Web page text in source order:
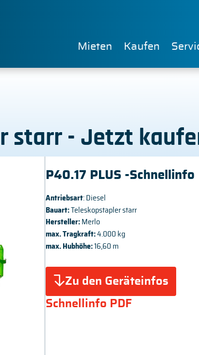
Mieten Kaufen
starr - Jetzt
P40.17 PLUS -Schnellinfo
Antriebsart: Diesel
Bauart:Teleskopstapler starr
Hersteller: Merlo
max. Tragkraft:4.000 kg
max. Hubhöhe:16,60 m
Zu den Geräteinfos
Schnellinfo PDF